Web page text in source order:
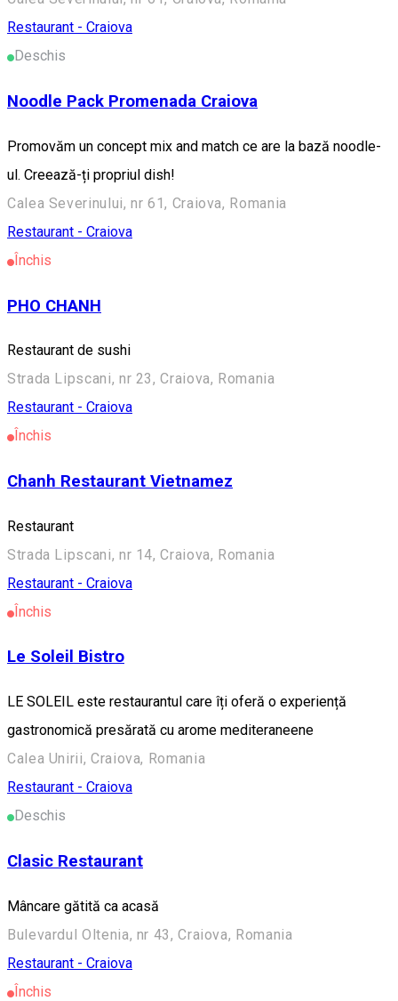
Restaurant - Craiova
Deschis
Noodle Pack Promenada Craiova
Promovăm un concept mix and match ce are la bază noodle-
ul. Creează-ți propriul dish!
Calea Severinului, nr 61, Craiova, Romania
Restaurant - Craiova
Închis
PHO CHANH
Restaurant de sushi
Strada Lipscani, nr 23, Craiova, Romania
Restaurant - Craiova
Închis
Chanh Restaurant Vietnamez
Restaurant
Strada Lipscani, nr 14, Craiova, Romania
Restaurant - Craiova
Închis
Le Soleil Bistro
LE SOLEIL este restaurantul care îți oferă o experiență
gastronomică presărată cu arome mediteraneene
Calea Unirii, Craiova, Romania
Restaurant - Craiova
Deschis
Clasic Restaurant
Mâncare gătită ca acasă
Bulevardul Oltenia, nr 43, Craiova, Romania
Restaurant - Craiova
Închis